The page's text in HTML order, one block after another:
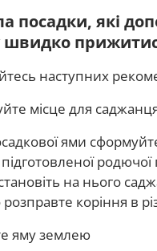
посадки, які
швидко
наступних
місце для
ями
підготовленої родючої
на нього
коріння в
яму землею